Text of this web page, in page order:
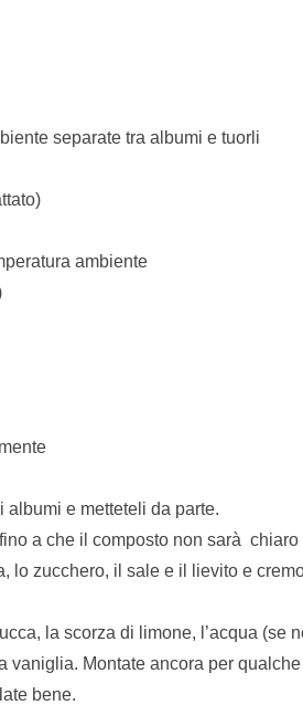
separate tra albumi e tuorli
ambiente
e metteteli da parte.
a che il composto non sarà chiaro
lo zucchero, il sale e il lievito e
la scorza di limone, l’acqua (se
Montate ancora per
bene.